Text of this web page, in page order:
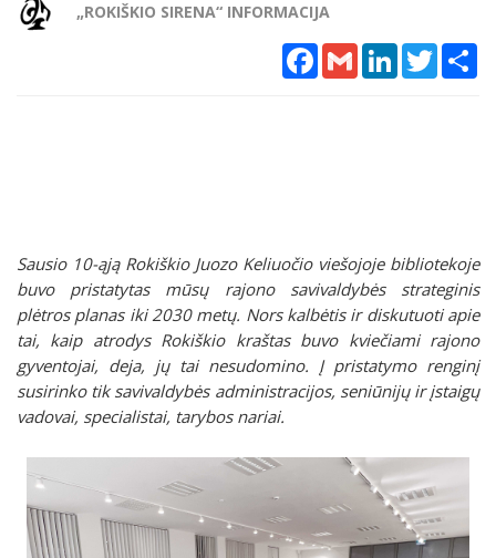
„ROKIŠKIO SIRENA“ INFORMACIJA
Facebook
Gmail LinkedInTwitter
Sausio 10-ąją Rokiškio Juozo Keliuočio viešojoje bibliotekoje
buvo pristatytas mūsų rajono savivaldybės strateginis
plėtros planas iki 2030 metų. Nors kalbėtis ir diskutuoti apie
tai, kaip atrodys Rokiškio kraštas buvo kviečiami rajono
gyventojai, deja, jų tai nesudomino. Į pristatymo renginį
susirinko tik savivaldybės administracijos, seniūnijų ir įstaigų
vadovai, specialistai, tarybos nariai.